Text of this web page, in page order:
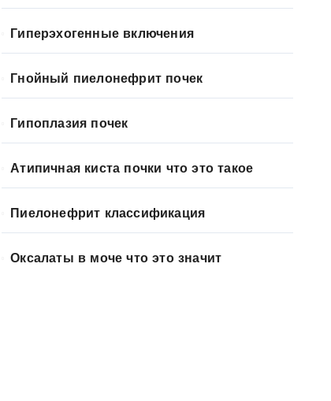
Гиперэхогенные включения
Гнойный пиелонефрит почек
Гипоплазия почек
Атипичная киста почки что это такое
Пиелонефрит классификация
Оксалаты в моче что это значит